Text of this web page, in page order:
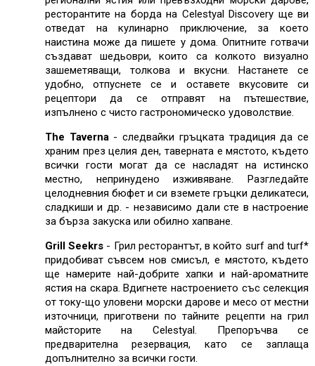
ресторантите на борда на Celestyal Discovery ще ви
отведат на кулинарно приключение, за което
наистина може да пишете у дома. Oпитните готвачи
създават шедьоври, които са колкото визуално
зашеметяващи, толкова и вкусни. Настанете се
удобно, отпуснете се и оставете вкусовите си
рецептори да се отправят на пътешествие,
изпълнено с чисто гастрономическо удоволствие.
The Taverna- следвайки гръцката традиция да се
храним през целия ден, таверната е мястото, където
всички гости могат да се насладят на истинско
местно, непринудено изживяване. Разгледайте
целодневния бюфет и си вземете гръцки деликатеси,
сладкиши и др. - независимо дали сте в настроение
за бърза закуска или обилно хапване.
Grill Seekrs - Грил ресторантът, в който surf and turf*
придобиват съвсем нов смисъл, е мястото, където
ще намерите най-добрите хапки и най-ароматните
ястия на скара. Вдигнете настроението със селекция
от току-що уловени морски дарове и месо от местни
източници, приготвени по тайните рецепти на грил
майсторите на Celestyal. Препоръчва се
предварителна резервация, като се заплаща
допълнително за всички гости.